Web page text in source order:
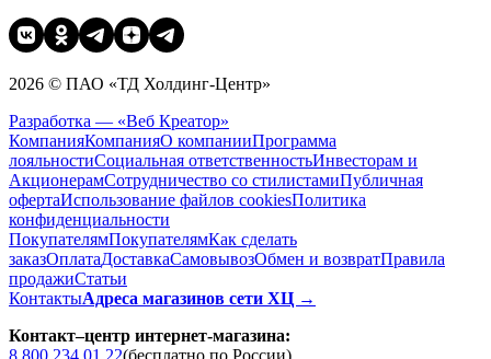
2026 © ПАО «ТД Холдинг-Центр»
Разработка — «Веб Креатор»
КомпанияКомпанияО компанииПрограмма
лояльностиСоциальная ответственностьИнвесторам и
АкционерамСотрудничество со стилистамиПубличная
офертаИспользование файлов cookiesПолитика
конфиденциальности
ПокупателямПокупателямКак сделать
заказОплатаДоставкаCамовывозОбмен и возвратПравила
продажиСтатьи
КонтактыАдреса магазинов сети ХЦ →
Контакт–центр интернет-магазина:
8 800 234 01 22(бесплатно по России)